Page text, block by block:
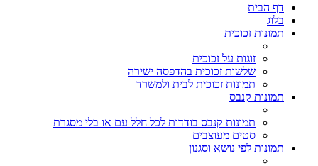
דף הבית
בלוג
תמונות זכוכית
זוגות על זכוכית
שלשות זכוכית בהדפסה ישירה
תמונות זכוכית לבית ולמשרד
תמונות קנבס
תמונות קנבס בודדות לכל חלל עם או בלי מסגרת
סטים מעוצבים
תמונות לפי נושא וסגנון